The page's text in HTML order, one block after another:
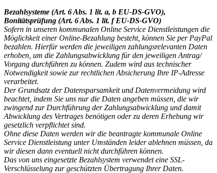
Bezahlsysteme (Art. 6 Abs. 1 lit. a, b EU-DS-GVO),
Bonitätsprüfung (Art. 6 Abs. 1 lit. f EU-DS-GVO)
Sofern in unseren kommunalen Online Service Dienstleistungen die
Möglichkeit einer Online-Bezahlung besteht, können Sie per PayPal
bezahlen. Hierfür werden die jeweiligen zahlungsrelevanten Daten
erhoben, um die Zahlungsabwicklung für den jeweiligen Antrag/
Vorgang durchführen zu können. Zudem wird aus technischer
Notwendigkeit sowie zur rechtlichen Absicherung Ihre IP-Adresse
verarbeitet.
Der Grundsatz der Datensparsamkeit und Datenvermeidung wird
beachtet, indem Sie uns nur die Daten angeben müssen, die wir
zwingend zur Durchführung der Zahlungsabwicklung und damit
Abwicklung des Vertrages benötigen oder zu deren Erhebung wir
gesetzlich verpflichtet sind.
Ohne diese Daten werden wir die beantragte kommunale Online
Service Dienstleistung unter Umständen leider ablehnen müssen, da
wir diesen dann eventuell nicht durchführen können.
Das von uns eingesetzte Bezahlsystem verwendet eine SSL-
Verschlüsselung zur geschützten Übertragung Ihrer Daten.